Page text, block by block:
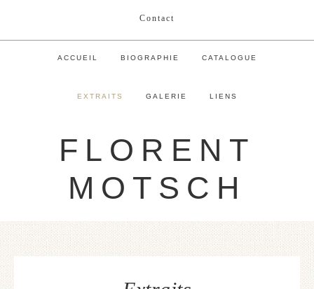
Contact
ACCUEIL BIOGRAPHIE CATALOGUE
EXTRAITS GALERIE LIENS
FLORENT
MOTSCH